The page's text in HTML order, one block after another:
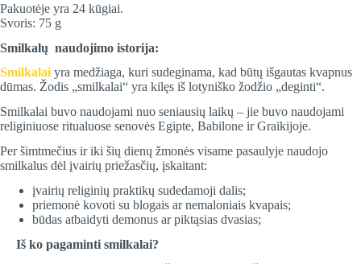
Pakuotėje yra 24 kūgiai.
Svoris: 75 g
Smilkalų naudojimo istorija:
Smilkalai yra medžiaga, kuri sudeginama, kad būtų išgautas kvapnus
dūmas. Žodis „smilkalai“ yra kilęs iš lotyniško žodžio „deginti“.
Smilkalai buvo naudojami nuo seniausių laikų – jie buvo naudojami
religiniuose ritualuose senovės Egipte, Babilone ir Graikijoje.
Per šimtmečius ir iki šių dienų žmonės visame pasaulyje naudojo
smilkalus dėl įvairių priežasčių, įskaitant:
įvairių religinių praktikų sudedamoji dalis;
priemonė kovoti su blogais ar nemaloniais kvapais;
būdas atbaidyti demonus ar piktąsias dvasias;
Iš ko pagaminti smilkalai?